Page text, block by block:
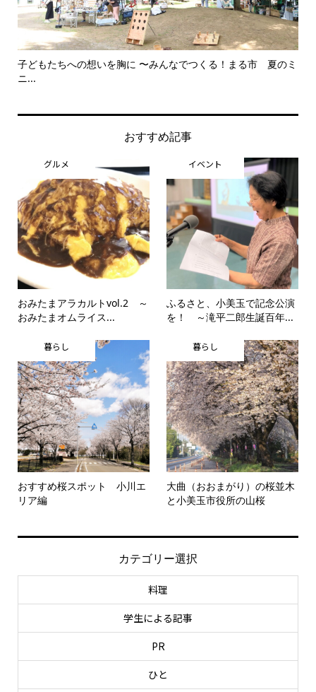
子どもたちへの想いを胸に 〜みんなでつくる！まる市 夏のミ
ニ...
おすすめ記事
グルメ
おみたまアラカルトvol.2 ～
おみたまオムライス...
イベント
ふるさと、小美玉で記念公演
を！ ～滝平二郎生誕百年...
暮らし
おすすめ桜スポット 小川エ
リア編
暮らし
大曲（おおまがり）の桜並木
と小美玉市役所の山桜
カテゴリー選択
料理
学生による記事
PR
ひと